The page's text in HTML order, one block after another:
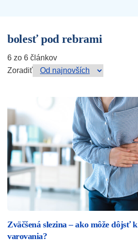
bolesť pod rebrami
6 zo 6 článkov
Zoradiť
Zväčšená slezina – ako môže dôjsť
varovania?